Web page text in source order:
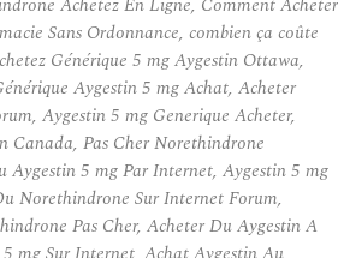
Sans Ordonnance, combien ça coûte
Générique 5 mg Aygestin Ottawa,
Aygestin 5 mg Achat, Acheter
Aygestin 5 mg Generique Acheter,
Canada, Pas Cher Norethindrone
Aygestin 5 mg Par Internet, Aygestin 5 mg
Norethindrone Sur Internet Forum,
Pas Cher, Acheter Du Aygestin A